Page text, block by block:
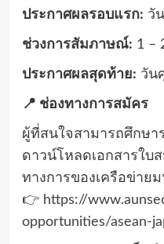
ประกาศผลรอบแรก: วั
ช่วงการสัมภาษณ์: 1 –
ประกาศผลสุดท้าย: วัน
📍 ช่องทางการสมัคร
ผู้ที่สนใจสามารถศึกษา
ดาวน์โหลดเอกสารใบ
ทางการของเครือข่าย
👉 https://
opportunities/asean-